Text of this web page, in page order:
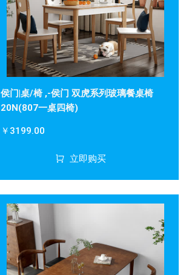
侯门|桌/椅 ,-侯门 双虎系列玻璃餐桌椅
20N(807一桌四椅)
￥3199.00
立即购买